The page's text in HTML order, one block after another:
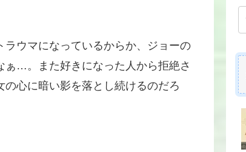
ウマになっているからか、ジョーの
ぁ…。また好きになった人から拒絶さ
心に暗い影を落とし続けるのだろ